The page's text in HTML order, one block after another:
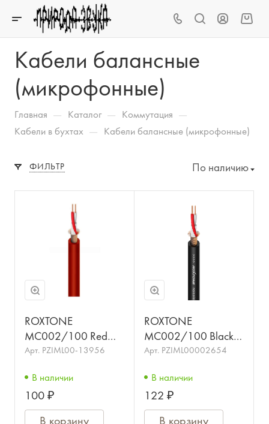
Кабели балансные
(микрофонные)
Главная — Каталог — Коммутация —
Кабели в бухтах — Кабели балансные (микрофонные)
ФИЛЬТР По наличию
ROXTONE
MC002/100 Red
Симметричный
в катушке (цена за 1
метр)
Арт. PZIML00-13956
В наличии
100 ₽
В корзину
ROXTONE
MC002/100 Black
Симметричный
в катушке (цена за 1
метр)
Арт. PZIML00002654
В наличии
122 ₽
В корзину